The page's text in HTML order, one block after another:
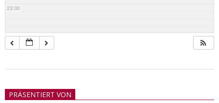
23:00
21PRÄSENTIERT VON